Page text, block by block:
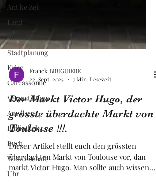
Antike Zeit
Land
Strassenshow
Stadtplanung
Krieg
Carcassonne
Veranstaltung
Anwesen
Bibliothek
Buch
Wissenschaft
Uhr
22. Sept. 2025
7 Min. Lesezeit
Der Markt Victor Hugo, der
grösste überdachte Markt von
Toulouse !!!.
Dieser Artikel stellt euch den grössten
überdachten Markt von Toulouse vor, dan